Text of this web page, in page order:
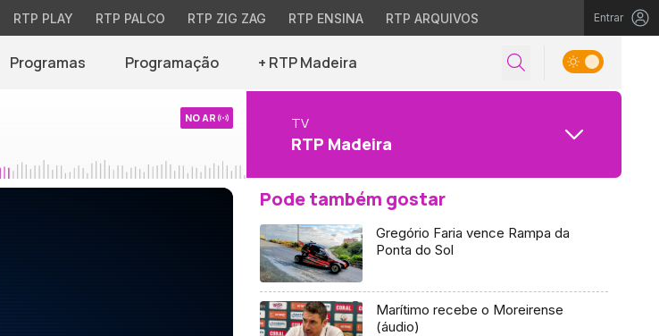
RTP PLAY RTP PALCO RTP ZIG ZAG RTP ENSINA RTP ARQUIVOS Entrar
Programas Programação + RTP Madeira
NO AR TV
RTP Madeira
Pode também gostar
Gregório Faria vence Rampa da
Ponta do Sol
Marítimo recebe o Moreirense
(áudio)